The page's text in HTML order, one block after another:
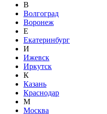
В
Волгоград
Воронеж
Е
Екатеринбург
И
Ижевск
Иркутск
К
Казань
Краснодар
М
Москва